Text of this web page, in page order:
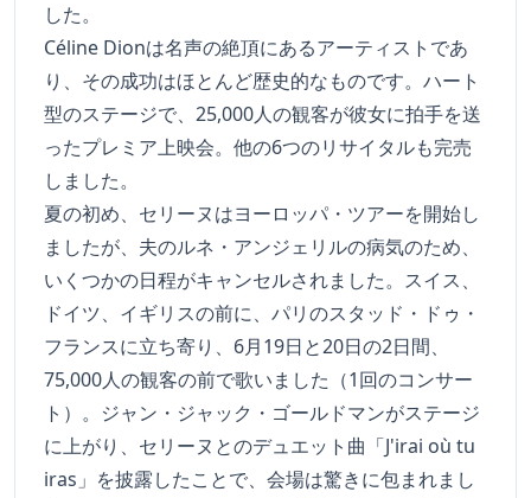
した。
Céline Dionは名声の絶頂にあるアーティストであ
り、その成功はほとんど歴史的なものです。ハート
型のステージで、25,000人の観客が彼女に拍手を送
ったプレミア上映会。他の6つのリサイタルも完売
しました。
夏の初め、セリーヌはヨーロッパ・ツアーを開始し
ましたが、夫のルネ・アンジェリルの病気のため、
いくつかの日程がキャンセルされました。スイス、
ドイツ、イギリスの前に、パリのスタッド・ドゥ・
フランスに立ち寄り、6月19日と20日の2日間、
75,000人の観客の前で歌いました（1回のコンサー
ト）。ジャン・ジャック・ゴールドマンがステージ
に上がり、セリーヌとのデュエット曲「J'irai où tu
iras」を披露したことで、会場は驚きに包まれまし